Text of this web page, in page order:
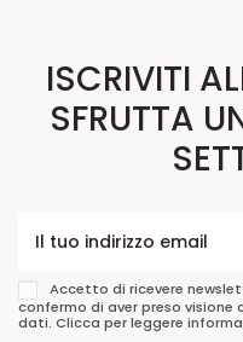
ISCRIVITI
SFRUTTA
Accetto di ricevere
confermo di aver preso
dati. Clicca per leggere